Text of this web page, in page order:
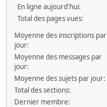
En ligne aujourd'hui:
Total des pages vues:
Moyenne des inscriptions par
jour:
Moyenne des messages par
jour:
Moyenne des sujets par jour:
Total des sections:
Dernier membre: